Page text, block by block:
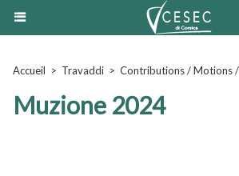
Accueil > Travaddi > Contributions / Motions
Muzione 2024